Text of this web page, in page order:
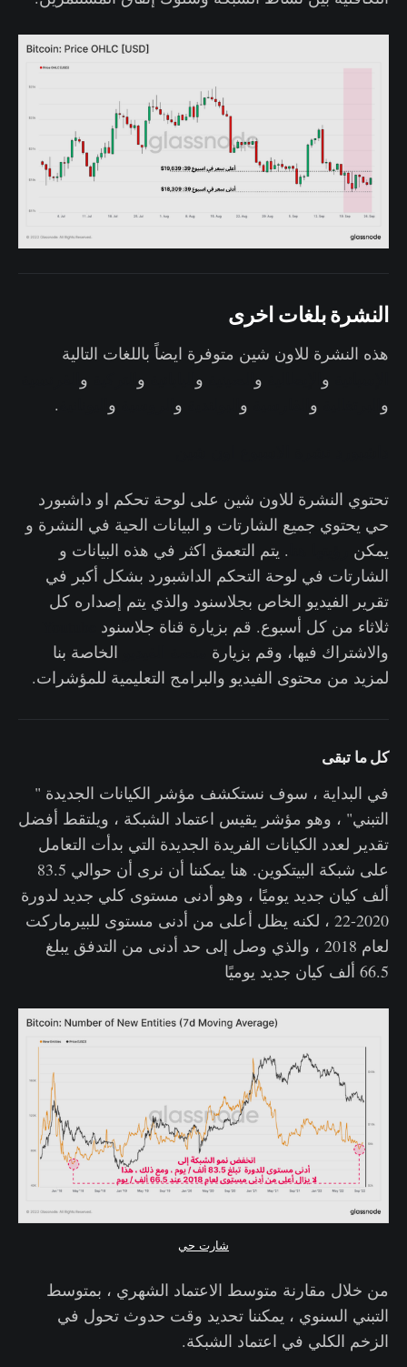
النشرة بلغات اخرى
هذه النشرة للاون شين متوفرة ايضاً باللغات التالية
و و و و و
و
و و و و .
تحتوي النشرة للاون شين على لوحة تحكم او داشبورد
حي يحتوي جميع الشارتات و البيانات الحية في النشرة و
يمكن
. يتم التعمق اكثر في هذه البيانات و
الشارتات في لوحة التحكم الداشبورد بشكل أكبر في
تقرير الفيديو الخاص بجلاسنود والذي يتم إصداره كل
ثلاثاء من كل أسبوع. قم بزيارة قناة جلاسنود
والاشتراك فيها، وقم بزيارة
الخاصة بنا
لمزيد من محتوى الفيديو والبرامج التعليمية للمؤشرات.
كل ما تبقى
في البداية ، سوف نستكشف مؤشر الكيانات الجديدة "
التبني" ، وهو مؤشر يقيس اعتماد الشبكة ، ويلتقط أفضل
تقدير لعدد الكيانات الفريدة الجديدة التي بدأت التعامل
على شبكة البيتكوين. هنا يمكننا أن نرى أن حوالي 83.5
ألف كيان جديد يوميًا ، وهو أدنى مستوى كلي جديد لدورة
2020-22 ، لكنه يظل أعلى من أدنى مستوى للبيرماركت
لعام 2018 ، والذي وصل إلى حد أدنى من التدفق يبلغ
66.5 ألف كيان جديد يوميًا
شارت حي
من خلال مقارنة متوسط ​​الاعتماد الشهري ، بمتوسط ​​
التبني السنوي ، يمكننا تحديد وقت حدوث تحول في
الزخم الكلي في اعتماد الشبكة.